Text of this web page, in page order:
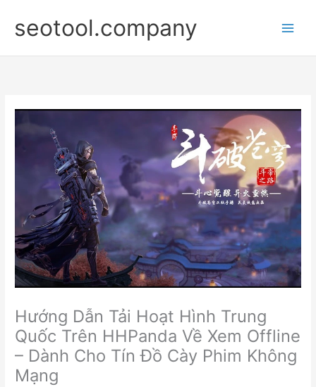
dung
seotool.company
Hướng Dẫn Tải Hoạt Hình Trung
Quốc Trên HHPanda Về Xem Offline
– Dành Cho Tín Đồ Cày Phim Không
Mạng